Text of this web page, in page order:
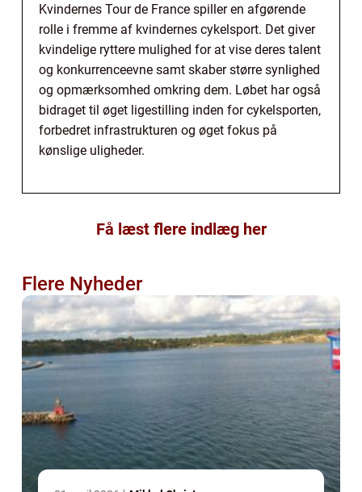
Kvindernes Tour de France spiller en afgørende
rolle i fremme af kvindernes cykelsport. Det giver
kvindelige ryttere mulighed for at vise deres talent
og konkurrenceevne samt skaber større synlighed
og opmærksomhed omkring dem. Løbet har også
bidraget til øget ligestilling inden for cykelsporten,
forbedret infrastrukturen og øget fokus på
kønslige uligheder.
Få læst flere indlæg her
Flere Nyheder